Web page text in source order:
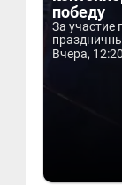
победу
За участие
Вчера, 12:20